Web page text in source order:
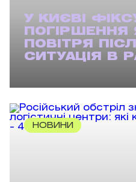
У КИЄВІ
ПОГІРШЕННЯ
ПОВІТРЯ
СИТУАЦІЯ В
НОВИНИ